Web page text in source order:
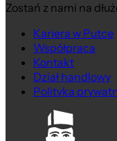
Zostań z nami na
Kariera w Putce
Współpraca
Kontakt
Dział handlowy
Polityka